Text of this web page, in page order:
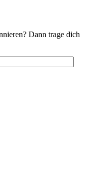
Dann trage dich